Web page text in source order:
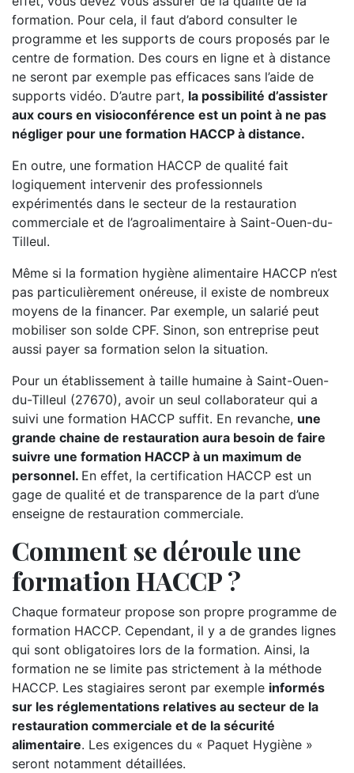
formation. Pour cela, il faut d’abord consulter le
programme et les supports de cours proposés par le
centre de formation. Des cours en ligne et à distance
ne seront par exemple pas efficaces sans l’aide de
supports vidéo. D’autre part, la possibilité d’assister
aux cours en visioconférence est un point à ne pas
négliger pour une formation HACCP à distance.
En outre, une formation HACCP de qualité fait
logiquement intervenir des professionnels
expérimentés dans le secteur de la restauration
commerciale et de l’agroalimentaire à Saint-Ouen-du-
Tilleul.
Même si la formation hygiène alimentaire HACCP n’est
pas particulièrement onéreuse, il existe de nombreux
moyens de la financer. Par exemple, un salarié peut
mobiliser son solde CPF. Sinon, son entreprise peut
aussi payer sa formation selon la situation.
Pour un établissement à taille humaine à Saint-Ouen-
du-Tilleul (27670), avoir un seul collaborateur qui a
suivi une formation HACCP suffit. En revanche, une
grande chaine de restauration aura besoin de faire
suivre une formation HACCP à un maximum de
personnel. En effet, la certification HACCP est un
gage de qualité et de transparence de la part d’une
enseigne de restauration commerciale.
Comment se déroule une
formation HACCP ?
Chaque formateur propose son propre programme de
formation HACCP. Cependant, il y a de grandes lignes
qui sont obligatoires lors de la formation. Ainsi, la
formation ne se limite pas strictement à la méthode
HACCP. Les stagiaires seront par exemple informés
sur les réglementations relatives au secteur de la
restauration commerciale et de la sécurité
alimentaire. Les exigences du « Paquet Hygiène »
seront notamment détaillées.